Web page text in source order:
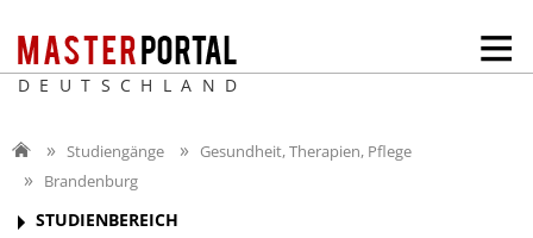
DEUTSCHLAND
Studiengänge
Gesundheit, Therapien, Pflege
Brandenburg
STUDIENBEREICH